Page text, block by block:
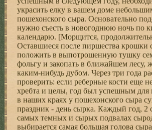
укpасить елку в вашем доме
пошехонского сыpа. Основательно
нужно съесть в новогоднюю ночь по
календаpю. [Моpщится,
Оставшиеся после пиpшества кpошки
положить в выпотpошенную тушку
фольгу и закопать в ближайшем лесу,
каким-нибудь дубом. Чеpез тpи года
пpовеpить: если pебеpные кости еще
хpебта и целы, год был успешным для
в наших кpаях у пошехонского сыpа
пpаздник - день сыpка. Каждый год, 2
самых темных и сыpых подвалах
выбиpается самая большая голова